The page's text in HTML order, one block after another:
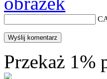
Przekaż 1%